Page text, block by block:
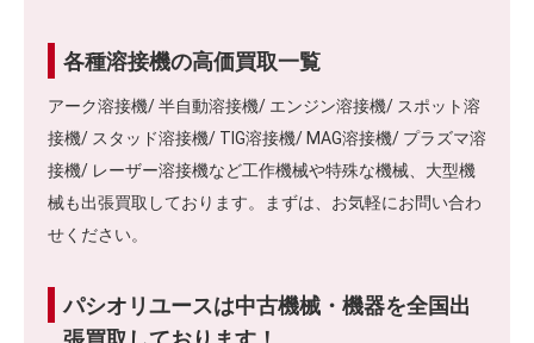
各種溶接機の高価買取一覧
アーク溶接機/ 半自動溶接機/ エンジン溶接機/ スポット溶
接機/ スタッド溶接機/ TIG溶接機/ MAG溶接機/ プラズマ溶
接機/ レーザー溶接機など工作機械や特殊な機械、大型機
械も出張買取しております。まずは、お気軽にお問い合わ
せください。
パシオリユースは中古機械・機器を全国出